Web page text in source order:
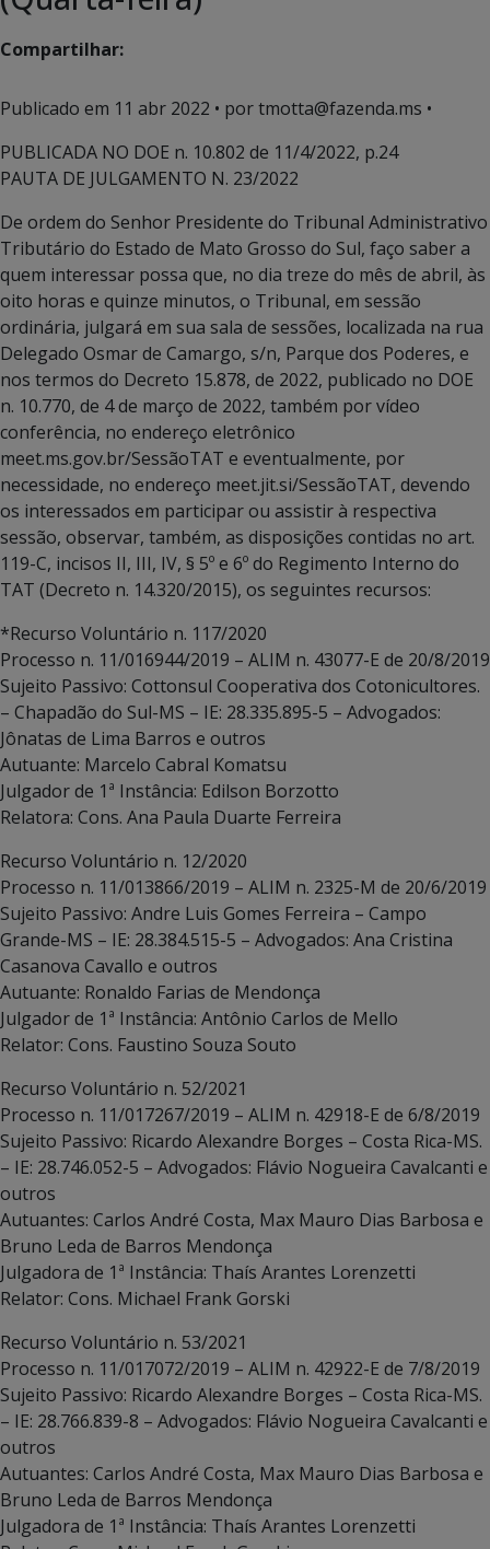
Compartilhar:
Publicado em 11 abr 2022 • por tmotta@fazenda.ms •
PUBLICADA NO DOE n. 10.802 de 11/4/2022, p.24
PAUTA DE JULGAMENTO N. 23/2022
De ordem do Senhor Presidente do Tribunal Administrativo
Tributário do Estado de Mato Grosso do Sul, faço saber a
quem interessar possa que, no dia treze do mês de abril, às
oito horas e quinze minutos, o Tribunal, em sessão
ordinária, julgará em sua sala de sessões, localizada na rua
Delegado Osmar de Camargo, s/n, Parque dos Poderes, e
nos termos do Decreto 15.878, de 2022, publicado no DOE
n. 10.770, de 4 de março de 2022, também por vídeo
conferência, no endereço eletrônico
meet.ms.gov.br/SessãoTAT e eventualmente, por
necessidade, no endereço meet.jit.si/SessãoTAT, devendo
os interessados em participar ou assistir à respectiva
sessão, observar, também, as disposições contidas no art.
119-C, incisos II, III, IV, § 5º e 6º do Regimento Interno do
TAT (Decreto n. 14.320/2015), os seguintes recursos:
*Recurso Voluntário n. 117/2020
Processo n. 11/016944/2019 – ALIM n. 43077-E de 20/8/2019
Sujeito Passivo: Cottonsul Cooperativa dos Cotonicultores.
– Chapadão do Sul-MS – IE: 28.335.895-5 – Advogados:
Jônatas de Lima Barros e outros
Autuante: Marcelo Cabral Komatsu
Julgador de 1ª Instância: Edilson Borzotto
Relatora: Cons. Ana Paula Duarte Ferreira
Recurso Voluntário n. 12/2020
Processo n. 11/013866/2019 – ALIM n. 2325-M de 20/6/2019
Sujeito Passivo: Andre Luis Gomes Ferreira – Campo
Grande-MS – IE: 28.384.515-5 – Advogados: Ana Cristina
Casanova Cavallo e outros
Autuante: Ronaldo Farias de Mendonça
Julgador de 1ª Instância: Antônio Carlos de Mello
Relator: Cons. Faustino Souza Souto
Recurso Voluntário n. 52/2021
Processo n. 11/017267/2019 – ALIM n. 42918-E de 6/8/2019
Sujeito Passivo: Ricardo Alexandre Borges – Costa Rica-MS.
– IE: 28.746.052-5 – Advogados: Flávio Nogueira Cavalcanti e
outros
Autuantes: Carlos André Costa, Max Mauro Dias Barbosa e
Bruno Leda de Barros Mendonça
Julgadora de 1ª Instância: Thaís Arantes Lorenzetti
Relator: Cons. Michael Frank Gorski
Recurso Voluntário n. 53/2021
Processo n. 11/017072/2019 – ALIM n. 42922-E de 7/8/2019
Sujeito Passivo: Ricardo Alexandre Borges – Costa Rica-MS.
– IE: 28.766.839-8 – Advogados: Flávio Nogueira Cavalcanti e
outros
Autuantes: Carlos André Costa, Max Mauro Dias Barbosa e
Bruno Leda de Barros Mendonça
Julgadora de 1ª Instância: Thaís Arantes Lorenzetti